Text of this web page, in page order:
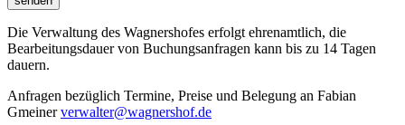
Die Verwaltung des Wagnershofes erfolgt ehrenamtlich, die
Bearbeitungsdauer von Buchungsanfragen kann bis zu 14 Tagen
dauern.
Anfragen bezüglich Termine, Preise und Belegung an Fabian
Gmeinerverwalter@wagnershof.de